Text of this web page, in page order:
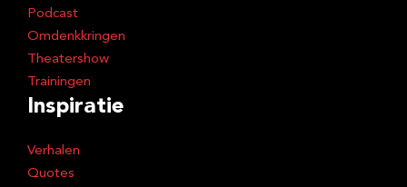
Podcast
Omdenkkringen
Theatershow
Trainingen
Inspiratie
Verhalen
Quotes